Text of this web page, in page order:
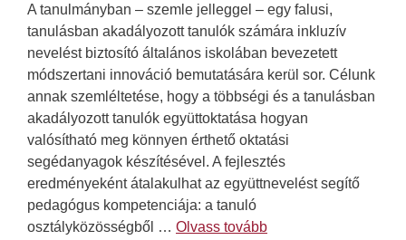
A tanulmányban – szemle jelleggel – egy falusi,
tanulásban akadályozott tanulók számára inkluzív
nevelést biztosító általános iskolában bevezetett
módszertani innováció bemutatására kerül sor. Célunk
annak szemléltetése, hogy a többségi és a tanulásban
akadályozott tanulók együttoktatása hogyan
valósítható meg könnyen érthető oktatási
segédanyagok készítésével. A fejlesztés
eredményeként átalakulhat az együttnevelést segítő
pedagógus kompetenciája: a tanuló
osztályközösségből … Olvass tovább